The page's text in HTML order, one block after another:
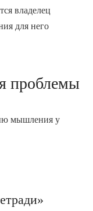
владелец
для него
проблемы
мышления у